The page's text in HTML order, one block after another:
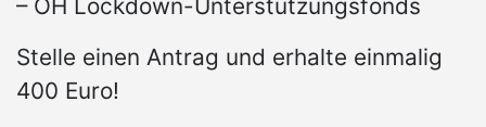
– ÖH Lockdown-Unterstützungsfonds
Stelle einen Antrag und erhalte einmalig
400 Euro!